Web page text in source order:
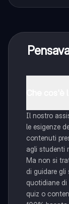
Il nostro
le esigenze
contenuti
agli studenti
Ma non si
di guidare
quotidiane
quiz o